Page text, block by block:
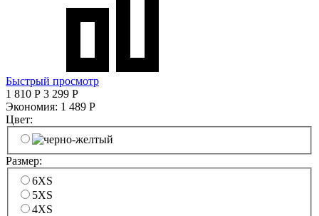
Быстрый просмотр
1 810 Р 3 299 Р
Экономия: 1 489 Р
Цвет:
Размер:
6XS
5XS
4XS